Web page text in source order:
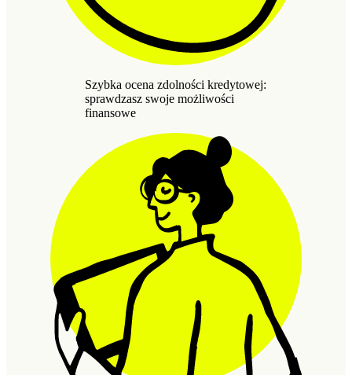
Szybka ocena zdolności kredytowej:
sprawdzasz swoje możliwości
finansowe